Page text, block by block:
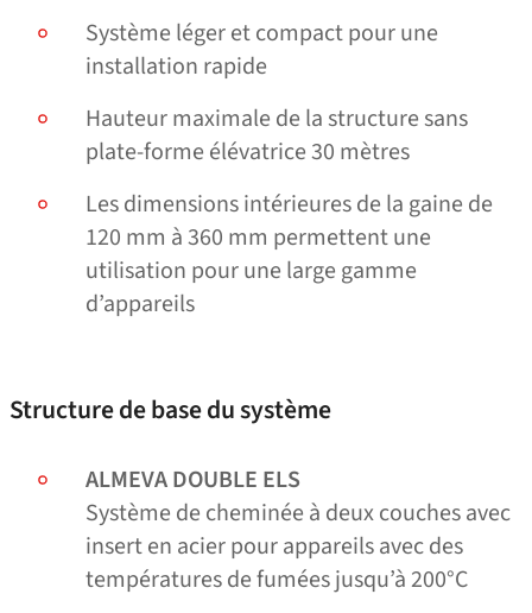
Système léger et compact pour une
installation rapide
Hauteur maximale de la structure sans
plate-forme élévatrice 30 mètres
Les dimensions intérieures de la gaine de
120 mm à 360 mm permettent une
utilisation pour une large gamme
d’appareils
Structure de base du système
ALMEVA DOUBLE ELS
Système de cheminée à deux couches avec
insert en acier pour appareils avec des
températures de fumées jusqu’à 200°C